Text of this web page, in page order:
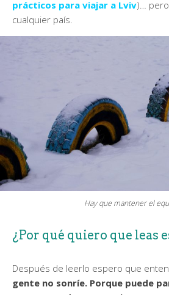
prácticos para viajar a Lviv)…
cualquier país.
Hay que mantener el
¿Por qué quiero que leas
Después de leerlo espero que
gente no sonríe. Porque puede